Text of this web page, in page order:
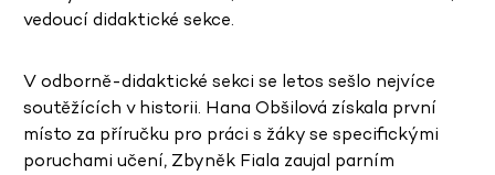
vedoucí didaktické sekce.
V odborně-didaktické sekci se letos sešlo nejvíce
soutěžících v historii. Hana Obšilová získala první
místo za příručku pro práci s žáky se specifickými
poruchami učení, Zbyněk Fiala zaujal parním